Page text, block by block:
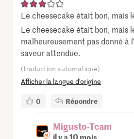
Le cheesecake était bon, mais
Le cheesecake était bon, mais
malheureusement pas donné à
saveur attendue.
(traduction automatique)
Afficher la langue d’origine
0 Répondre
Migusto-Team
il y a 10 mois